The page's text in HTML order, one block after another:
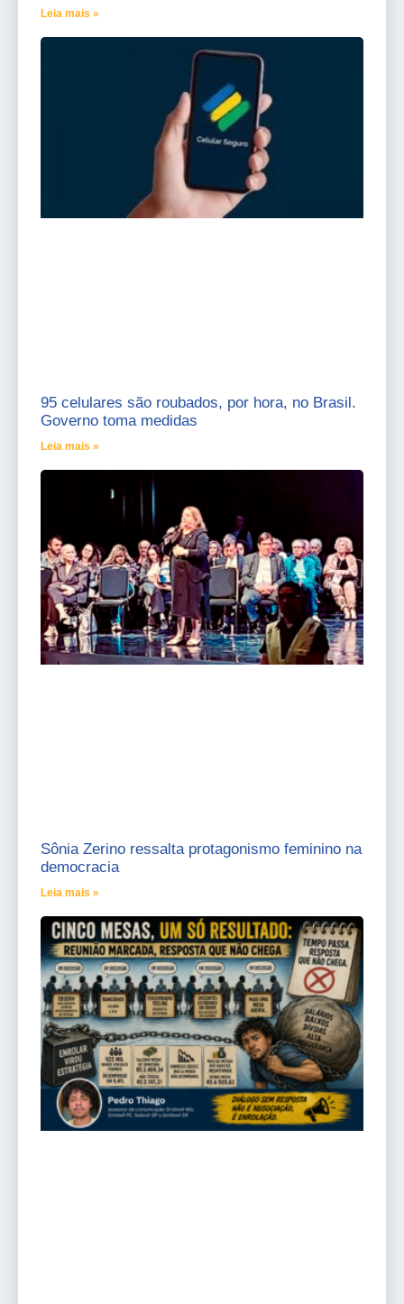
Leia mais »
95 celulares são roubados, por hora, no Brasil.
Governo toma medidas
Leia mais »
Sônia Zerino ressalta protagonismo feminino na
democracia
Leia mais »